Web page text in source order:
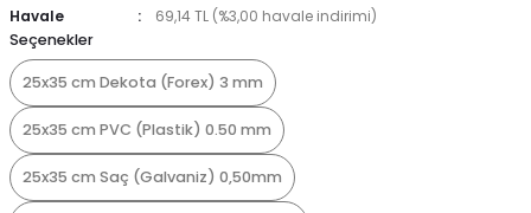
Havale
69,14 TL (%3,00 havale indirimi)
Seçenekler
25x35 cm Dekota (Forex) 3 mm
25x35 cm PVC (Plastik) 0.50 mm
25x35 cm Saç (Galvaniz) 0,50mm